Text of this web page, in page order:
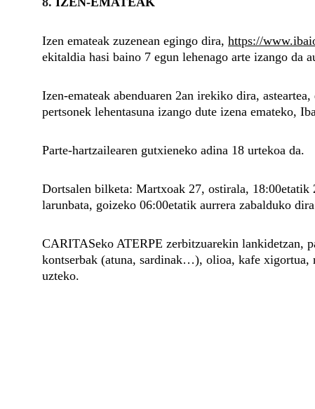
Izen emateak zuzenean egingo dira, https://
ekitaldia hasi baino 7 egun lehenago arte izango da
Izen-emateak abenduaren 2an irekiko dira,
pertsonek lehentasuna izango dute izena emateko,
Parte-hartzailearen gutxieneko adina 18 urtekoa da.
Dortsalen bilketa: Martxoak 27, ostirala, 18:00etatik
larunbata, goizeko 06:00etatik aurrera zabalduko
CARITASeko ATERPE zerbitzuarekin lankidetzan,
kontserbak (atuna, sardinak…), olioa, kafe xigortua,
uzteko.